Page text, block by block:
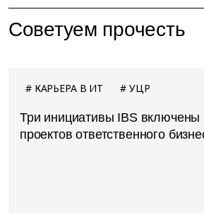
Советуем прочесть
КАРЬЕРА В ИТ УЦР
Три инициативы IBS включены
проектов ответственного